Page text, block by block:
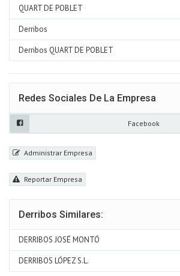
QUART DE POBLET
Derribos
Derribos QUART DE POBLET
Redes Sociales De La Empresa
Facebook
Administrar Empresa
Reportar Empresa
Derribos Similares:
DERRIBOS JOSÉ MONTÓ
DERRIBOS LÓPEZ S.L.